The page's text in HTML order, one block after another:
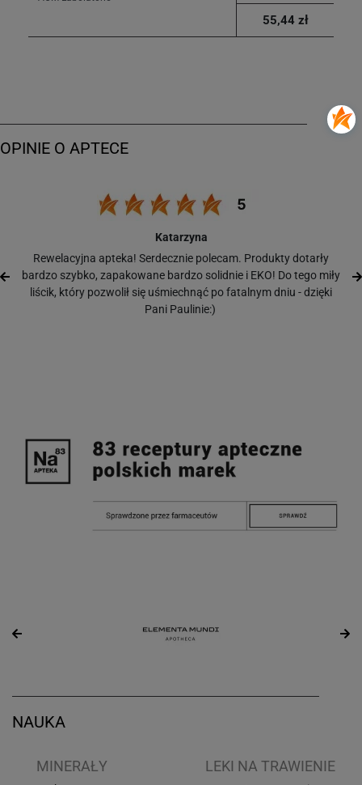
55,44 zł
Katarzyna
Rewelacyjna apteka! Serdecznie polecam. Produkty dotarły
bardzo szybko, zapakowane bardzo solidnie i EKO! Do tego miły
liścik, który pozwolił się uśmiechnąć po fatalnym dniu - dzięki
Pani Paulinie:)
NAUKA
MINERAŁY LEKI NA TRAWIENIE